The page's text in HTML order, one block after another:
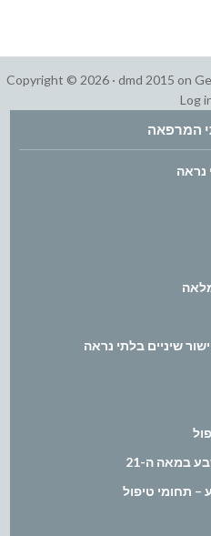
Copyright © 2026 · dmd 2015 on
Log
המרפאה
נראה
שיניים בלתי נראה
במאה ה-21
– תחומי טיפול